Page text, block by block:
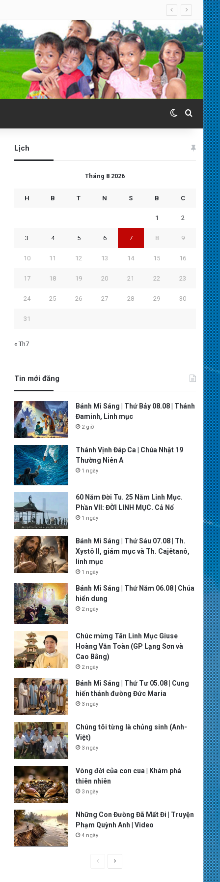
Switch skin
Search
Lịch
Tháng 8 2026
H B T N S B C
1 2
3 4 5 6 7 8 9
10 11 12 13 14 15 16
17 18 19 20 21 22 23
24 25 26 27 28 29 30
31
« Th7
Tin mới đăng
Bánh Mì Sáng | Thứ Bảy 08.08 | Thánh
Đaminh, Linh mục
2 giờ
Thánh Vịnh Đáp Ca | Chúa Nhật 19
Thường Niên A
1 ngày
60 Năm Đời Tu. 25 Năm Linh Mục.
Phần VII: ĐỜI LINH MỤC. Cả Nổ
1 ngày
Bánh Mì Sáng | Thứ Sáu 07.08 | Th.
Xystô II, giám mục và Th. Cajêtanô,
linh mục
1 ngày
Bánh Mì Sáng | Thứ Năm 06.08 | Chúa
hiển dung
2 ngày
Chúc mừng Tân Linh Mục Giuse
Hoàng Văn Toàn (GP Lạng Sơn và
Cao Bằng)
2 ngày
Bánh Mì Sáng | Thứ Tư 05.08 | Cung
hiến thánh đường Đức Maria
3 ngày
Chúng tôi từng là chủng sinh (Anh-
Việt)
3 ngày
Vòng đời của con cua | Khám phá
thiên nhiên
3 ngày
Những Con Đường Đã Mất Đi | Truyện
Phạm Quỳnh Anh | Video
4 ngày